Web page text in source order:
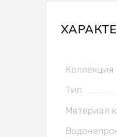
Коллекция
Тип
Материал